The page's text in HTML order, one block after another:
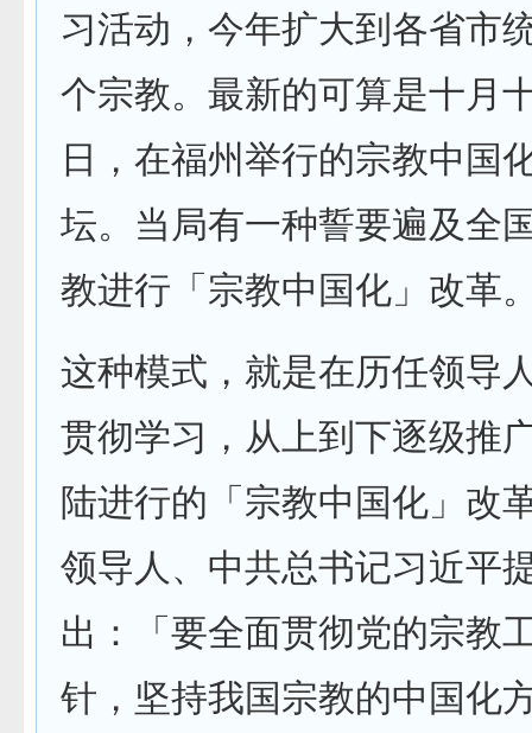
习活动，今年扩大到各省市
个宗教。最新的可算是十月
日，在福州举行的宗教中国
坛。当局有一种誓要遍及全
教进行「宗教中国化」改革
这种模式，就是在历任领导
贯彻学习，从上到下逐级推
陆进行的「宗教中国化」改
领导人、中共总书记习近平
出：「要全面贯彻党的宗教
针，坚持我国宗教的中国化